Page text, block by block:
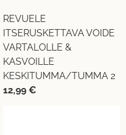
REVUELE
ITSERUSKETTAVA VOIDE
VARTALOLLE &
KASVOILLE
KESKITUMMA/TUMMA 2
12,99€